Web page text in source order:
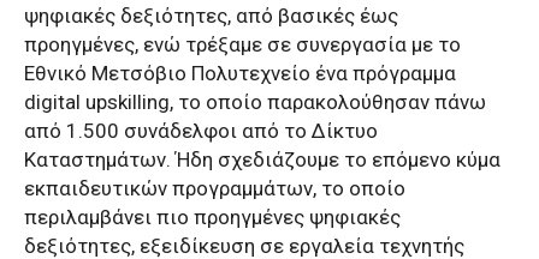
ψηφιακές δεξιότητες, από βασικές έως
προηγμένες, ενώ τρέξαμε σε συνεργασία με το
Εθνικό Μετσόβιο Πολυτεχνείο ένα πρόγραμμα
digital upskilling, το οποίο παρακολούθησαν πάνω
από 1.500 συνάδελφοι από το Δίκτυο
Καταστημάτων. Ήδη σχεδιάζουμε το επόμενο κύμα
εκπαιδευτικών προγραμμάτων, το οποίο
περιλαμβάνει πιο προηγμένες ψηφιακές
δεξιότητες, εξειδίκευση σε εργαλεία τεχνητής